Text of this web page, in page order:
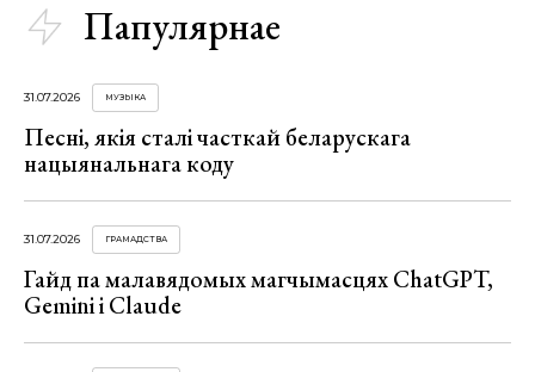
Папулярнае
31.07.2026 МУЗЫКА
Песні, якія сталі часткай беларускага
нацыянальнага коду
31.07.2026 ГРАМАДСТВА
Гайд па малавядомых магчымасцях ChatGPT,
Gemini і Claude